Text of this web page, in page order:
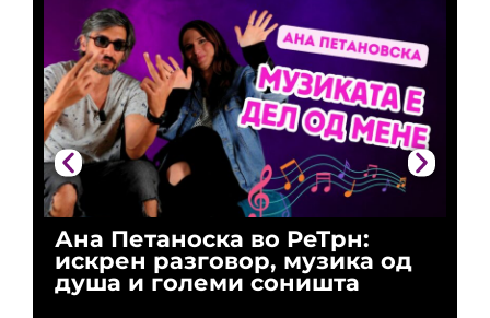
Ана Петаноска во РеТрн:
искрен разговор, музика од
душа и големи соништа